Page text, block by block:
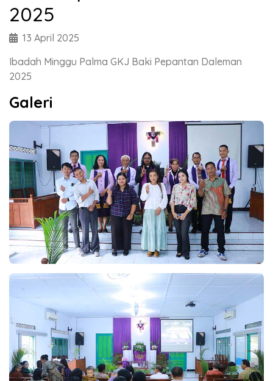
2025
13 April 2025
Ibadah Minggu Palma GKJ Baki Pepantan Daleman
2025
Galeri